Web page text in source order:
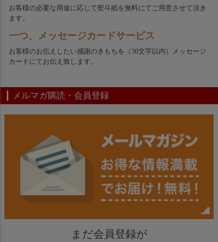
お客様の必要な用途に応じて熨斗紙を無料にてご用意させて頂き
ます。
一つ、メッセージカードサービス
お客様のお伝えしたい感謝のきもちを（30文字以内）メッセージ
カードにてお伝え致します。
メルマガ購読・会員登録
まだ会員登録が